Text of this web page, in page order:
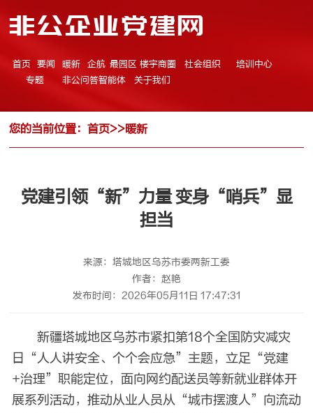
非公企业党建网
首页 要闻 暖新 企航 最园区 楼宇商圈 社会组织
培训中心
专题
非公问答智能体 关于我们
您的当前位置： 首页>>暖新
党建引领“新”力量 变身“哨兵”显
担当
来源：塔城地区乌苏市委两新工委
作者：赵艳
发布时间：2026年05月11日 17:47:31
新疆塔城地区乌苏市紧扣第18个全国防灾减灾
日“人人讲安全、个个会应急”主题，立足“党建
+治理”职能定位，面向网约配送员等新就业群体开
展系列活动，推动从业人员从“城市摆渡人”向流动